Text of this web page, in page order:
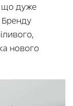
що дуже
Бренду
нового